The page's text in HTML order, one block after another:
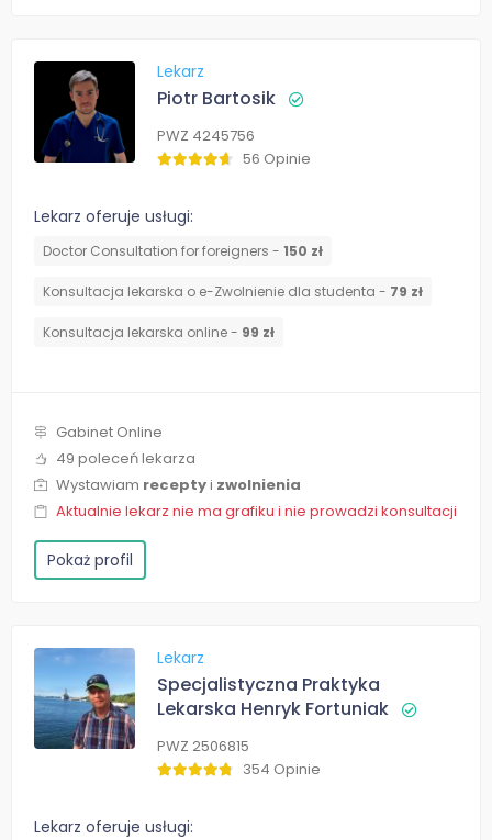
Lekarz
Piotr Bartosik
PWZ 4245756
56 Opinie
Lekarz oferuje usługi:
Doctor Consultation for foreigners - 150 zł
Konsultacja lekarska o e-Zwolnienie dla studenta - 79 zł
Konsultacja lekarska online - 99 zł
Gabinet Online
49 poleceń lekarza
Wystawiam receptyi zwolnienia
Aktualnie lekarz nie ma grafiku i nie prowadzi konsultacji
Pokaż profil
Lekarz
Specjalistyczna Praktyka
Lekarska Henryk Fortuniak
PWZ 2506815
354 Opinie
Lekarz oferuje usługi: